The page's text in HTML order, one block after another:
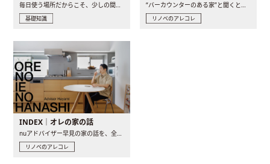
毎日使う場所だからこそ、少しの間取りの工夫や素材の選び方で..
基礎知識
“バーカウンターのある家”と聞くと、少し特別な、大人のための..
リノベのアレコレ
INDEX｜オレの家の話
nuアドバイザー早見の家の話を、全4話でお届け。リノベーションを..
リノベのアレコレ